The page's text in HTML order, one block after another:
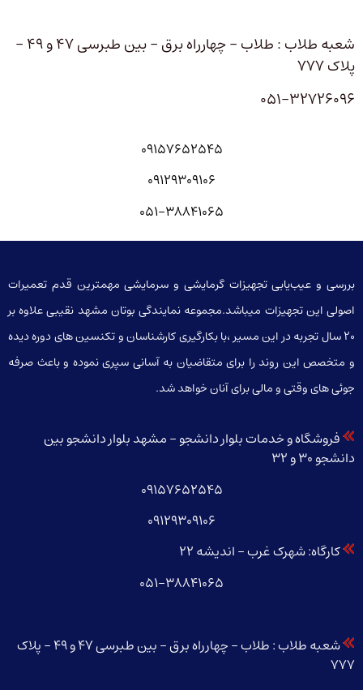
شعبه طلاب : طلاب – چهارراه برق – بین طبرسی 47 و 49 –
پلاک 777
051-32726096
09157652545
09129309106
051-38841065
بررسی و عیب‌یابی تجهیزات گرمایشی و سرمایشی مهمترین قدم تعمیرات
اصولی این تجهیزات میباشد.مجموعه نمایندگی بوتان مشهد نقیبی علاوه بر
20 سال تجربه در این مسیر ،با بکارگیری کارشناسان و تکنسین های دوره دیده
و متخصص این روند را برای متقاضیان به آسانی سپری نموده و باعث صرفه
جوئی های وقتی و مالی برای آنان خواهد شد.
فروشگاه و خدمات بلوار دانشجو – مشهد بلوار دانشجو بین
دانشجو 30 و 32
09157652545
09129309106
کارگاه: شهرک غرب – اندیشه 22
051-38841065
شعبه طلاب : طلاب – چهارراه برق – بین طبرسی 47 و 49 – پلاک
777